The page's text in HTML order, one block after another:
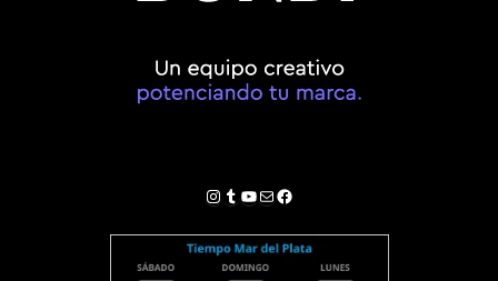
Instagram
Tumblr
YouTube
Correo electrónico
Facebook